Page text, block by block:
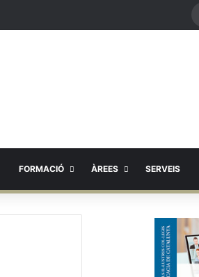
FORMACIÓ ÀREES SERVEIS